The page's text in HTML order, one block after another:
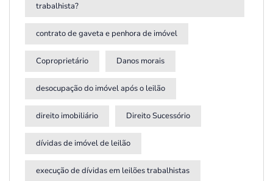
trabalhista?
contrato de gaveta e penhora de imóvel
Coproprietário Danos morais
desocupação do imóvel após o leilão
direito imobiliário Direito Sucessório
dívidas de imóvel de leilão
execução de dívidas em leilões trabalhistas